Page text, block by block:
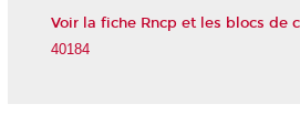
Voir la fiche Rncp et les blocs de
40184